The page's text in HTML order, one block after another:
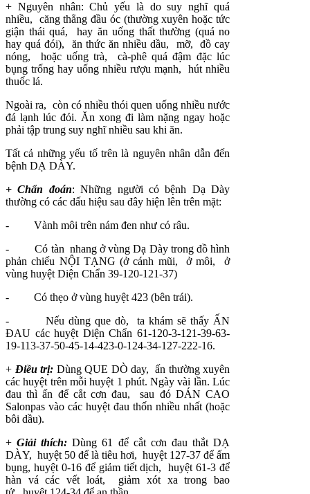
+ Nguyên nhân: Chủ yếu là do suy nghĩ quá
nhiều, căng thẳng đầu óc (thường xuyên hoặc tức
giận thái quá, hay ăn uống thất thường (quá no
hay quá đói), ăn thức ăn nhiều dầu, mỡ, đồ cay
nóng, hoặc uống trà, cà-phê quá đậm đặc lúc
bụng trống hay uống nhiều rượu mạnh, hút nhiều
thuốc lá.
Ngoài ra, còn có nhiều thói quen uống nhiều nước
đá lạnh lúc đói. Ăn xong đi làm nặng ngay hoặc
phải tập trung suy nghĩ nhiều sau khi ăn.
Tất cả những yếu tố trên là nguyên nhân dẫn đến
bệnh DẠ DÀY.
+ Chẩn đoán: Những người có bệnh Dạ Dày
thường có các dấu hiệu sau đây hiện lên trên mặt:
- Vành môi trên nám đen như có râu.
- Có tàn nhang ở vùng Dạ Dày trong đồ hình
phản chiếu NỘI TẠNG (ở cánh mũi, ở môi, ở
vùng huyệt Diện Chẩn 39-120-121-37)
- Có thẹo ở vùng huyệt 423 (bên trái).
- Nếu dùng que dò, ta khám sẽ thấy ẤN
ĐAU các huyệt Diện Chẩn 61-120-3-121-39-63-
19-113-37-50-45-14-423-0-124-34-127-222-16.
+ Điều trị: Dùng QUE DÒ day, ấn thường xuyên
các huyệt trên mỗi huyệt 1 phút. Ngày vài lần. Lúc
đau thì ấn để cắt cơn đau, sau đó DÁN CAO
Salonpas vào các huyệt đau thốn nhiều nhất (hoặc
bôi dầu).
+Giải thích: Dùng 61 để cắt cơn đau thắt DẠ
DÀY, huyệt 50 để là tiêu hơi, huyệt 127-37 để ấm
bụng, huyệt 0-16 để giảm tiết dịch, huyệt 61-3 để
hàn vá các vết loát, giảm xót xa trong bao